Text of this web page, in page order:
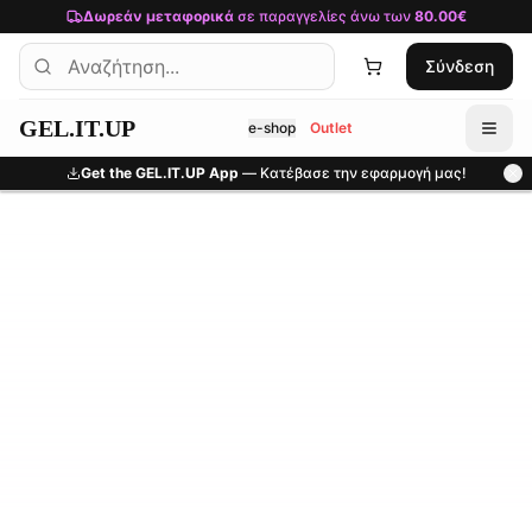
Μετάβαση στο κύριο περιεχόμενο
Δωρεάν μεταφορικάσε παραγγελίες άνω των 80.00€
Σύνδεση
GEL.IT.UP e-shop Outlet
Get the GEL.IT.UP App — Κατέβασε την εφαρμογή μας!